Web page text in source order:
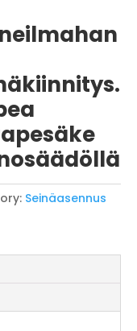
Seinäasennus